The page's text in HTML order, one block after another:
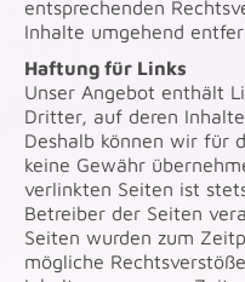
entsprechenden
Inhalte umgehend
Haftung für Links
Unser Angebot enthält
Dritter, auf deren
Deshalb können wir für
keine Gewähr
verlinkten Seiten ist
Betreiber der Seiten
Seiten wurden zum
mögliche